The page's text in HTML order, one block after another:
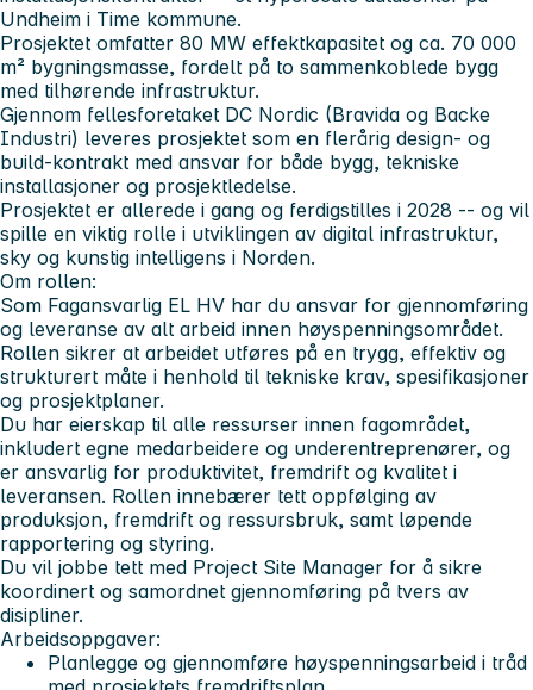
Undheim i Time kommune.
Prosjektet omfatter 80 MW effektkapasitet og ca. 70 000
m² bygningsmasse, fordelt på to sammenkoblede bygg
med tilhørende infrastruktur.
Gjennom fellesforetaket DC Nordic (Bravida og Backe
Industri) leveres prosjektet som en flerårig design- og
build-kontrakt med ansvar for både bygg, tekniske
installasjoner og prosjektledelse.
Prosjektet er allerede i gang og ferdigstilles i 2028 -- og vil
spille en viktig rolle i utviklingen av digital infrastruktur,
sky og kunstig intelligens i Norden.
Om rollen:
Som Fagansvarlig EL HV har du ansvar for gjennomføring
og leveranse av alt arbeid innen høyspenningsområdet.
Rollen sikrer at arbeidet utføres på en trygg, effektiv og
strukturert måte i henhold til tekniske krav, spesifikasjoner
og prosjektplaner.
Du har eierskap til alle ressurser innen fagområdet,
inkludert egne medarbeidere og underentreprenører, og
er ansvarlig for produktivitet, fremdrift og kvalitet i
leveransen. Rollen innebærer tett oppfølging av
produksjon, fremdrift og ressursbruk, samt løpende
rapportering og styring.
Du vil jobbe tett med Project Site Manager for å sikre
koordinert og samordnet gjennomføring på tvers av
disipliner.
Arbeidsoppgaver:
Planlegge og gjennomføre høyspenningsarbeid i tråd